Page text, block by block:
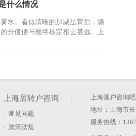
什么情况
水。看似清晰的加减法背后，隐
分值便与最终核定相去甚远。上
。2026年的政策调整却反其道而
上海居转户咨询
常见问题
政策法规
上海落户咨询吧
地址：上海市
服务热线：